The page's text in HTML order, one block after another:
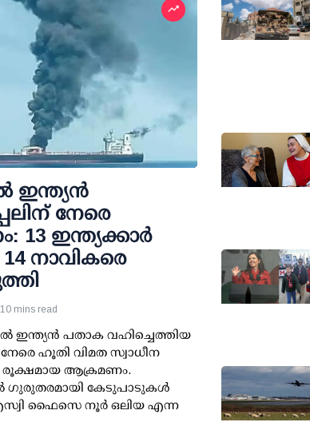
ഇന്ത്യന്‍
നേരെ
13 ഇന്ത്യക്കാര്‍
നാവികരെ
10 mins read
ഇന്ത്യന്‍ പതാക വഹിച്ചെത്തിയ
ഹൂതി വിമത സ്വാധീന
രൂക്ഷമായ ആക്രമണം.
ഗുരുതരമായി കേടുപാടുകള്‍
ഫൈസെ നൂര്‍ ഒലിയ എന്ന